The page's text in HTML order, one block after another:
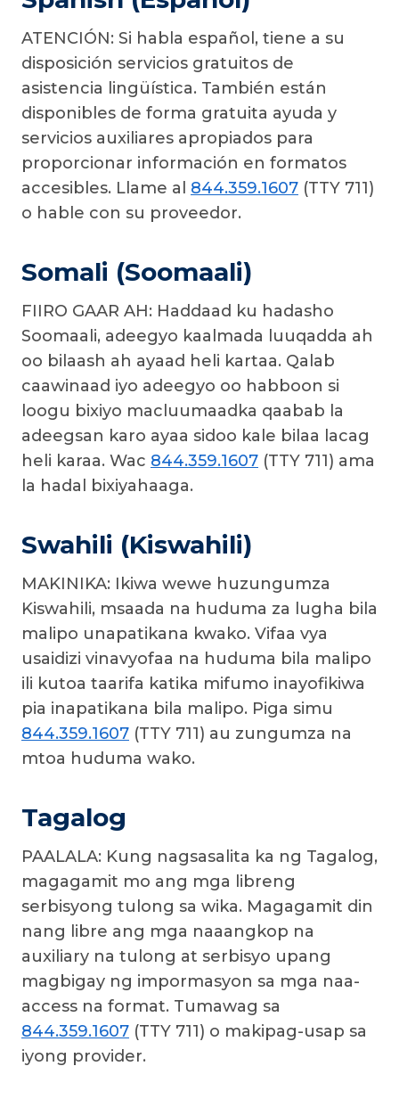
ATENCIÓN: Si habla español, tiene a su
disposición servicios gratuitos de
asistencia lingüística. También están
disponibles de forma gratuita ayuda y
servicios auxiliares apropiados para
proporcionar información en formatos
accesibles. Llame al 844.359.1607 (TTY 711)
o hable con su proveedor.
Somali (Soomaali)
FIIRO GAAR AH: Haddaad ku hadasho
Soomaali, adeegyo kaalmada luuqadda ah
oo bilaash ah ayaad heli kartaa. Qalab
caawinaad iyo adeegyo oo habboon si
loogu bixiyo macluumaadka qaabab la
adeegsan karo ayaa sidoo kale bilaa lacag
heli karaa. Wac 844.359.1607 (TTY 711) ama
la hadal bixiyahaaga.
Swahili (Kiswahili)
MAKINIKA: Ikiwa wewe huzungumza
Kiswahili, msaada na huduma za lugha bila
malipo unapatikana kwako. Vifaa vya
usaidizi vinavyofaa na huduma bila malipo
ili kutoa taarifa katika mifumo inayofikiwa
pia inapatikana bila malipo. Piga simu
844.359.1607 (TTY 711) au zungumza na
mtoa huduma wako.
Tagalog
PAALALA: Kung nagsasalita ka ng Tagalog,
magagamit mo ang mga libreng
serbisyong tulong sa wika. Magagamit din
nang libre ang mga naaangkop na
auxiliary na tulong at serbisyo upang
magbigay ng impormasyon sa mga naa-
access na format. Tumawag sa
844.359.1607 (TTY 711) o makipag-usap sa
iyong provider.